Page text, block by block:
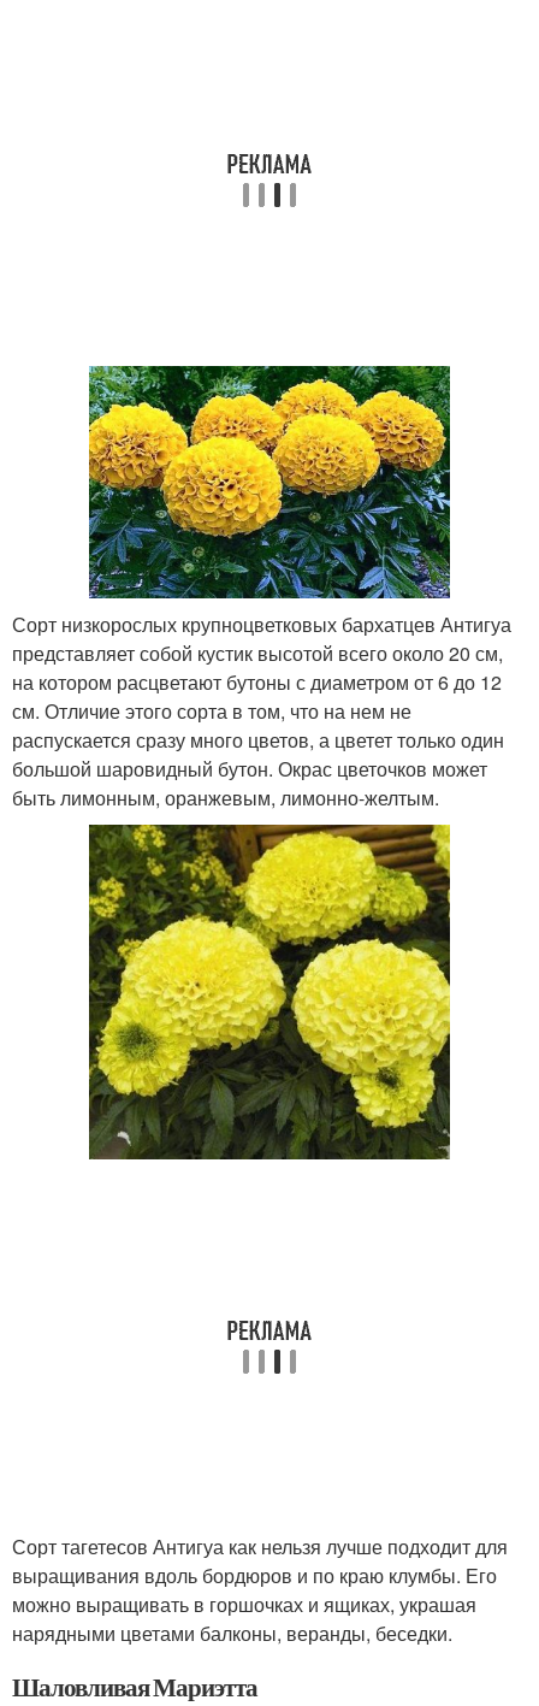
Сорт низкорослых крупноцветковых бархатцев Антигуа
представляет собой кустик высотой всего около 20 см,
на котором расцветают бутоны с диаметром от 6 до 12
см. Отличие этого сорта в том, что на нем не
распускается сразу много цветов, а цветет только один
большой шаровидный бутон. Окрас цветочков может
быть лимонным, оранжевым, лимонно-желтым.
Сорт тагетесов Антигуа как нельзя лучше подходит для
выращивания вдоль бордюров и по краю клумбы. Его
можно выращивать в горшочках и ящиках, украшая
нарядными цветами балконы, веранды, беседки.
Шаловливая Мариэтта